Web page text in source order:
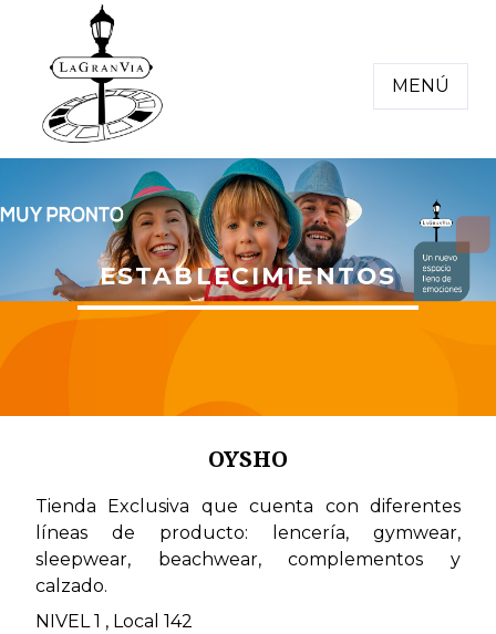
MENÚ
ESTABLECIMIENTOS
OYSHO
Tienda Exclusiva que cuenta con diferentes
líneas de producto: lencería, gymwear,
sleepwear, beachwear, complementos y
calzado.
NIVEL 1 , Local 142